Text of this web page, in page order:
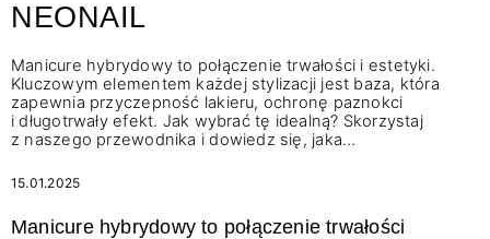
NEONAIL
Manicure hybrydowy to połączenie trwałości i estetyki.
Kluczowym elementem każdej stylizacji jest baza, która
zapewnia przyczepność lakieru, ochronę paznokci
i długotrwały efekt. Jak wybrać tę idealną? Skorzystaj
z naszego przewodnika i dowiedz się, jaka…
15.01.2025
Manicure hybrydowy to połączenie trwałości